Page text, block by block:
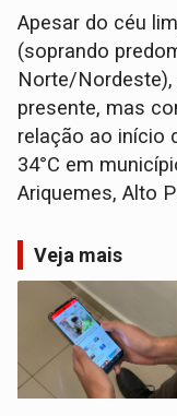
Apesar do céu
(soprando
Norte/
presente, mas
relação ao início
34°C em
Ariquemes, Alto
Veja mais